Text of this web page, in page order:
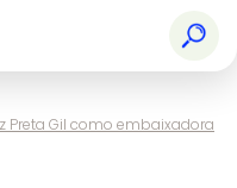
Preta Gil como embaixadora